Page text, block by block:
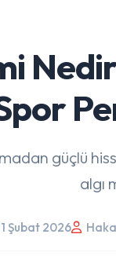
güçlü
algı
Şubat 2026